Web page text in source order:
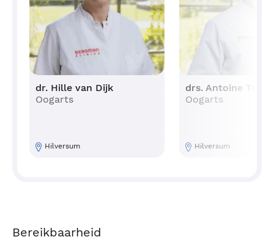
dr. Hille van Dijk
Oogarts
Hilversum
drs. Antoine
Oogarts
Hilversum
Bereikbaarheid